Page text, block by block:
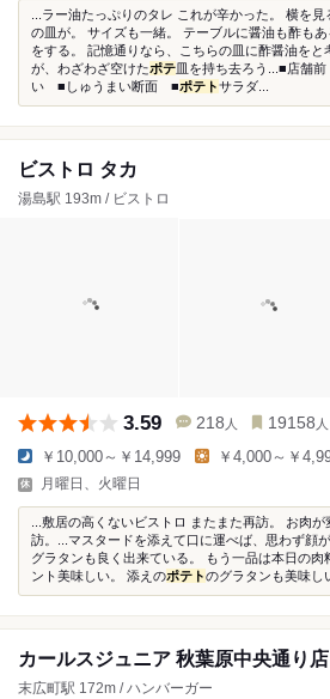
...ラー油たっぷりのタレ これが辛かった。 横を
の皿が。 サイズも一緒。 テーブルに醤油も酢も
をする。 記憶通りなら、こちらの皿に酢醤油をと
が、わざわざ空けたポテ皿を持ち去ろう...■店舗
い ■しゅうまい断面 ■ポテトサラダ...
ビストロ タカ
湯島駅 193m / ビストロ
3.59 218 人 19158 人
￥10,000～￥14,999 ￥4,000～￥
月曜日、火曜日
...敷居の高くないビストロ またまた再訪。 お肉が
訪。...マスタードを添えて口に運べば、思わず顔
グラタンも良く出来ている。 もう一品は本日の肉
ント美味しい。 添えのポテトのグラタンも美味し
カールスジュニア 秋葉原中央通り店
末広町駅 172m / ハンバーガー